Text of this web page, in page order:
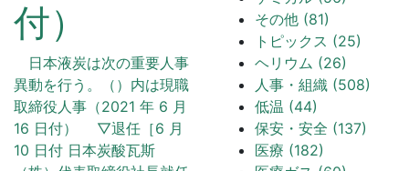
付）
日本液炭は次の重要人事
異動を行う。（）内は現職
取締役人事（2021 年 6 月
16 日付） ▽退任［6 月
10 日付 日本炭酸瓦斯
その他 (81)
トピックス (25)
ヘリウム (26)
人事・組織 (508)
低温 (44)
保安・安全 (137)
医療 (182)